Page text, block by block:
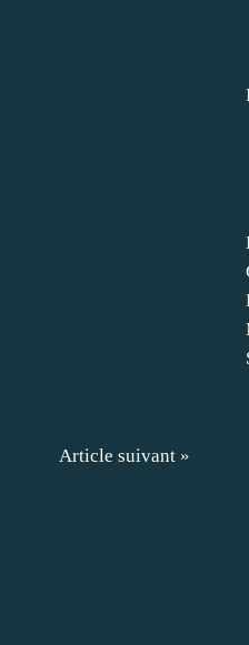
Article suivant »